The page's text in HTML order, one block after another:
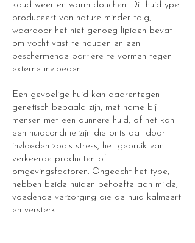
koud weer en warm douchen. Dit huidtype
produceert van nature minder talg,
waardoor het niet genoeg lipiden bevat
om vocht vast te houden en een
beschermende barrière te vormen tegen
externe invloeden.
Een gevoelige huid kan daarentegen
genetisch bepaald zijn, met name bij
mensen met een dunnere huid, of het kan
een huidconditie zijn die ontstaat door
invloeden zoals stress, het gebruik van
verkeerde producten of
omgevingsfactoren. Ongeacht het type,
hebben beide huiden behoefte aan milde,
voedende verzorging die de huid kalmeert
en versterkt.